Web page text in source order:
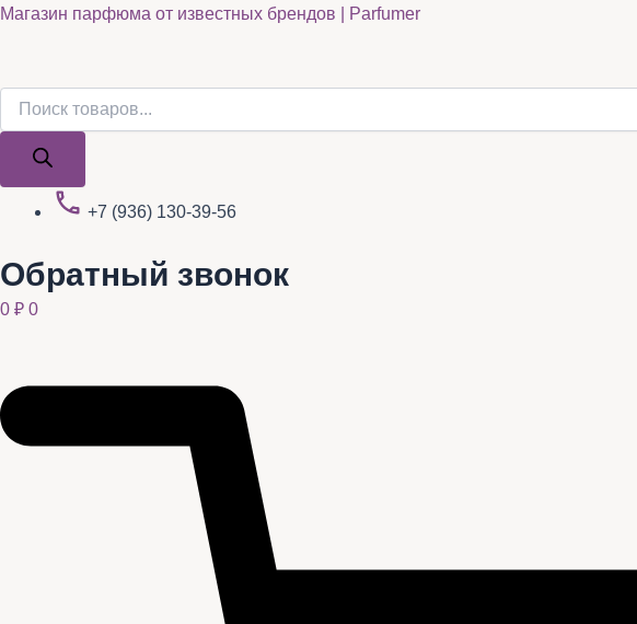
Перейти
Магазин парфюма от известных брендов | Parfumer
Поиск
+7 (936) 130-39-56
Обратный звонок
0 ₽ 0
Поиск
Quantity